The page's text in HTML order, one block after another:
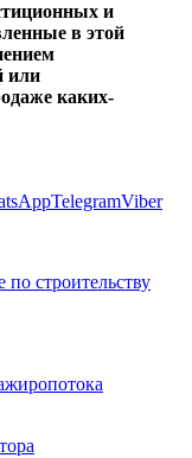
и
в этой
или
каких-
TelegramViber
строительству